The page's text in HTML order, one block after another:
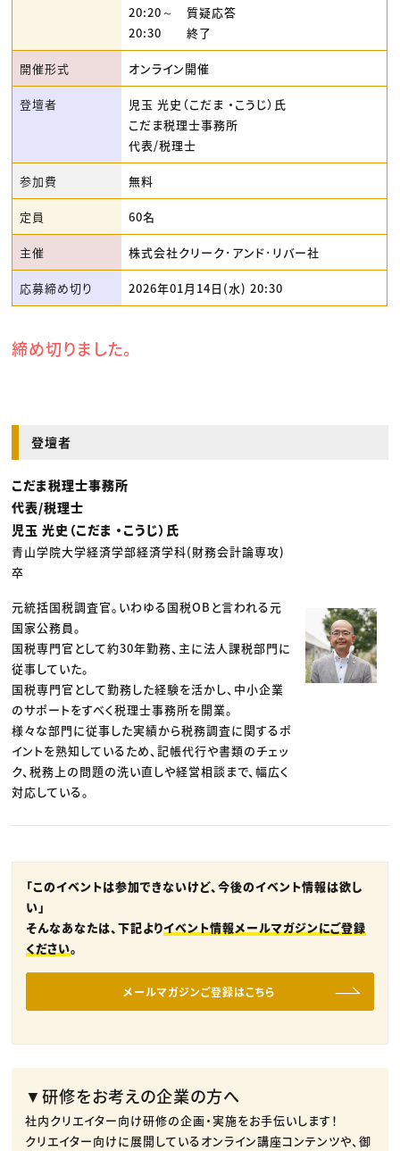
20:20～ 質疑応答
20:30 終了
開催形式 オンライン開催
登壇者
児玉 光史（こだま ・こうじ）氏
こだま税理士事務所
代表/税理士
参加費 無料
定員 60名
主催 株式会社クリーク･アンド･リバー社
応募締め切り 2026年01月14日(水) 20:30
締め切りました。
登壇者
こだま税理士事務所
代表/税理士
児玉 光史（こだま ・こうじ）氏
青山学院大学経済学部経済学科(財務会計論専攻)
卒
元統括国税調査官。いわゆる国税OBと言われる元
国家公務員。
国税専門官として約30年勤務、主に法人課税部門に
従事していた。
国税専門官として勤務した経験を活かし、中小企業
のサポートをすべく税理士事務所を開業。
様々な部門に従事した実績から税務調査に関するポ
イントを熟知しているため、記帳代行や書類のチェッ
ク、税務上の問題の洗い直しや経営相談まで、幅広く
対応している。
「このイベントは参加できないけど、今後のイベント情報は欲し
い」
そんなあなたは、下記よりイベント情報メールマガジンにご登録
ください。
メールマガジンご登録はこちら
▼研修をお考えの企業の方へ
社内クリエイター向け研修の企画・実施をお手伝いします！
クリエイター向けに展開しているオンライン講座コンテンツや、御